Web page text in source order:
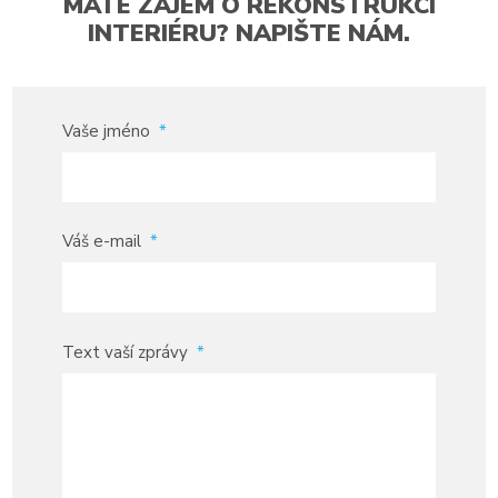
INTERIÉRU? NAPIŠTE NÁM.
Vaše jméno *
Váš e-mail *
Text vaší zprávy *